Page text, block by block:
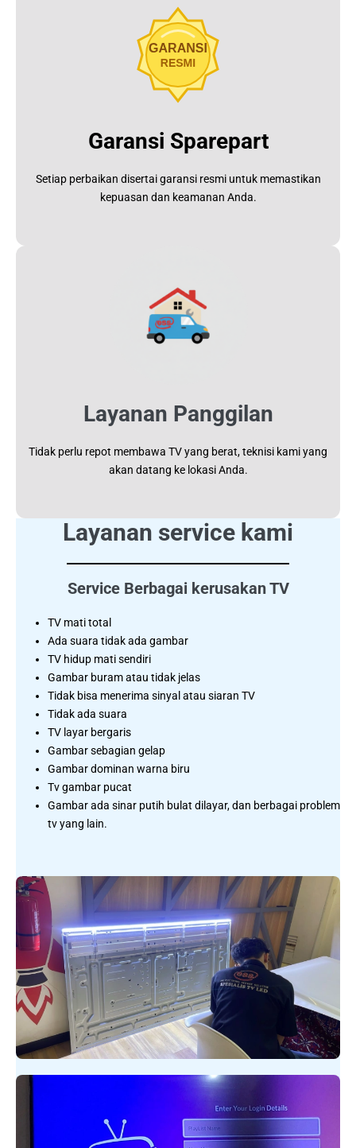
Garansi Sparepart
Setiap perbaikan disertai garansi resmi untuk memastikan
kepuasan dan keamanan Anda.
Layanan Panggilan
Tidak perlu repot membawa TV yang berat, teknisi kami yang
akan datang ke lokasi Anda.
Layanan service kami
Service Berbagai kerusakan TV
TV mati total
Ada suara tidak ada gambar
TV hidup mati sendiri
Gambar buram atau tidak jelas
Tidak bisa menerima sinyal atau siaran TV
Tidak ada suara
TV layar bergaris
Gambar sebagian gelap
Gambar dominan warna biru
Tv gambar pucat
Gambar ada sinar putih bulat dilayar, dan berbagai problem
tv yang lain.